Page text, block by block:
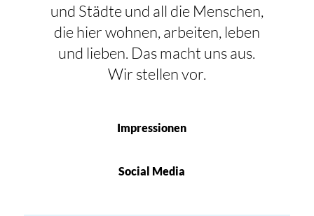
und Städte und all die Menschen,
die hier wohnen, arbeiten, leben
und lieben. Das macht uns aus.
Wir stellen vor.
Impressionen
Social Media